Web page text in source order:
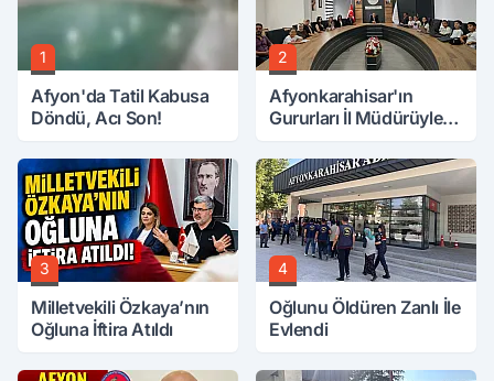
1
Afyon'da Tatil Kabusa
Döndü, Acı Son!
2
Afyonkarahisar'ın
Gururları İl Müdürüyle
3
Milletvekili Özkaya’nın
Oğluna İftira Atıldı
4
Oğlunu Öldüren Zanlı İle
Evlendi